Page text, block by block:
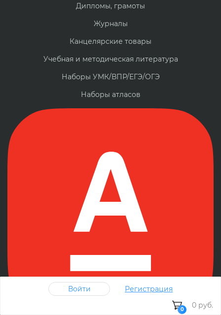
Дипломы, грамоты
Журналы
Канцелярские товары
Учебная и методическая литература
Наборы УМК/ВПР/ЕГЭ/ОГЭ
Наборы атласов
Войти Регистрация
0 0 руб.